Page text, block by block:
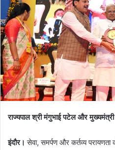
राज्यपाल श्री मंगुभाई पटेल और
इंदौर। सेवा, समर्पण और कर्तव्य